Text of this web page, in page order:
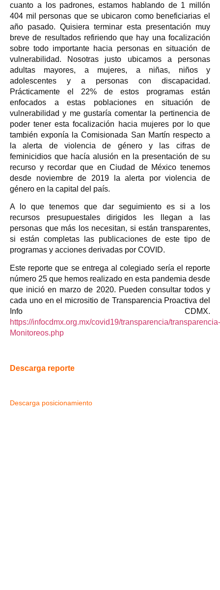
cuanto a los padrones, estamos hablando de 1 millón
404 mil personas que se ubicaron como beneficiarias el
año pasado. Quisiera terminar esta presentación muy
breve de resultados refiriendo que hay una focalización
sobre todo importante hacia personas en situación de
vulnerabilidad. Nosotras justo ubicamos a personas
adultas mayores, a mujeres, a niñas, niños y
adolescentes y a personas con discapacidad.
Prácticamente el 22% de estos programas están
enfocados a estas poblaciones en situación de
vulnerabilidad y me gustaría comentar la pertinencia de
poder tener esta focalización hacia mujeres por lo que
también exponía la Comisionada San Martín respecto a
la alerta de violencia de género y las cifras de
feminicidios que hacía alusión en la presentación de su
recurso y recordar que en Ciudad de México tenemos
desde noviembre de 2019 la alerta por violencia de
género en la capital del país.
A lo que tenemos que dar seguimiento es si a los
recursos presupuestales dirigidos les llegan a las
personas que más los necesitan, si están transparentes,
si están completas las publicaciones de este tipo de
programas y acciones derivadas por COVID.
Este reporte que se entrega al colegiado sería el reporte
número 25 que hemos realizado en esta pandemia desde
que inició en marzo de 2020. Pueden consultar todos y
cada uno en el micrositio de Transparencia Proactiva del
Info CDMX.
https://infocdmx.org.mx/covid19/transparencia/transparencia-
Monitoreos.php
Descarga reporte
Descarga posicionamiento